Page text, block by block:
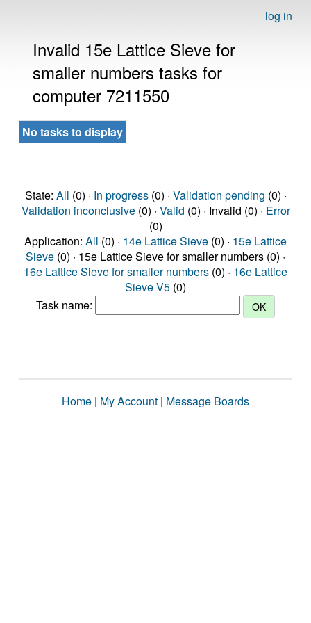
log in
Invalid 15e Lattice Sieve for
smaller numbers tasks for
computer 7211550
No tasks to display
State: All (0) · In progress(0) · Validation pending (0) ·
Validation inconclusive(0) · Valid (0) · Invalid (0) · Error
(0)
Application: All (0) · 14e Lattice Sieve (0) · 15e Lattice
Sieve (0) · 15e Lattice Sieve for smaller numbers (0) ·
16e Lattice Sieve for smaller numbers (0) · 16e Lattice
Sieve V5 (0)
Task name:
Home | My Account | Message Boards